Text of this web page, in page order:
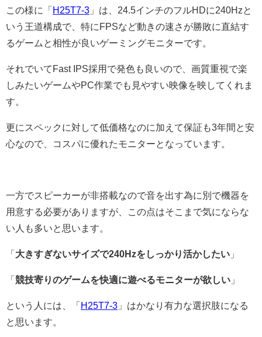
この様に「H25T7-3 」は、24.5インチのフルHDに240Hzと
いう王道構成で、特にFPSなど動きの速さが勝敗に直結す
るゲームと相性が良いゲーミングモニターです。
それでいてFast IPS採用で発色も良いので、画質重視で楽
しみたいゲームやPC作業でも見やすい映像を映してくれま
す。
更にスペックに対して低価格なのに加えて保証も3年間と安
心なので、コスパに優れたモニターとなっています。
一方でスピーカーが非搭載なので音を出す為に別で機器を
用意する必要がありますが、この点はそこまで気にならな
い人も多いと思います。
「大きすぎないサイズで240Hzをしっかり活かしたい 」
「競技寄りのゲームを快適に遊べるモニターが欲しい 」
という人には、「H25T7-3 」はかなり有力な選択肢になる
と思います。